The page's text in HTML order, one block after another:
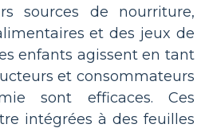
sources de nourriture,
et des jeux de
enfants agissent en tant
et consommateurs
sont efficaces. Ces
intégrées à des feuilles